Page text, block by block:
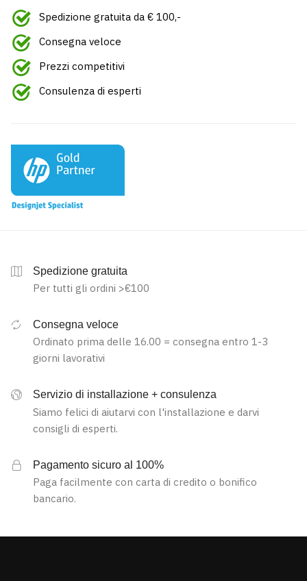
Spedizione gratuita da € 100,-
Consegna veloce
Prezzi competitivi
Consulenza di esperti
Spedizione gratuita
Per tutti gli ordini >€100
Consegna veloce
Ordinato prima delle 16.00 = consegna entro 1-3
giorni lavorativi
Servizio di installazione + consulenza
Siamo felici di aiutarvi con l'installazione e darvi
consigli di esperti.
Pagamento sicuro al 100%
Paga facilmente con carta di credito o bonifico
bancario.